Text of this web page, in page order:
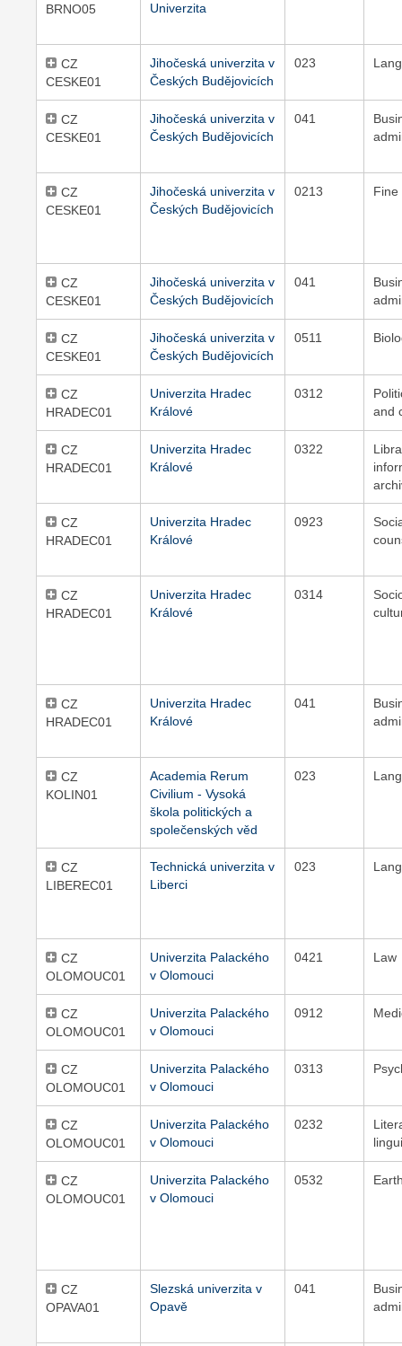
BRNO05
Univerzita
CZ
CESKE01
Jihočeská univerzita v
Českých Budějovicích
023
CZ
CESKE01
Jihočeská univerzita v
Českých Budějovicích
041
CZ
CESKE01
Jihočeská univerzita v
Českých Budějovicích
0213 Fine
CZ
CESKE01
Jihočeská univerzita v
Českých Budějovicích
041
CZ
CESKE01
Jihočeská univerzita v
Českých Budějovicích
0511
CZ
HRADEC01
Univerzita Hradec
Králové
0312
and
CZ
HRADEC01
Univerzita Hradec
Králové
0322
CZ
HRADEC01
Univerzita Hradec
Králové
0923
CZ
HRADEC01
Univerzita Hradec
Králové
0314
CZ
HRADEC01
Univerzita Hradec
Králové
041
CZ
KOLIN01
Academia Rerum
Civilium - Vysoká
škola politických a
společenských věd
023
CZ
LIBEREC01
Technická univerzita v
Liberci
023
CZ
OLOMOUC01
Univerzita Palackého
v Olomouci
0421 Law
CZ
OLOMOUC01
Univerzita Palackého
v Olomouci
0912
CZ
OLOMOUC01
Univerzita Palackého
v Olomouci
0313
CZ
OLOMOUC01
Univerzita Palackého
v Olomouci
0232
CZ
OLOMOUC01
Univerzita Palackého
v Olomouci
0532
CZ
OPAVA01
Slezská univerzita v
Opavě
041